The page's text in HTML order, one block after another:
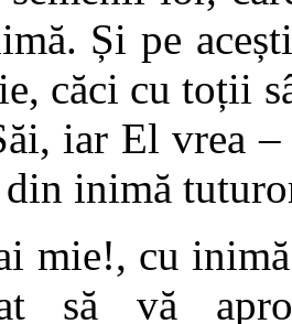
Și pe
căci cu toții
iar El vrea
din inimă
mie!, cu
să vă